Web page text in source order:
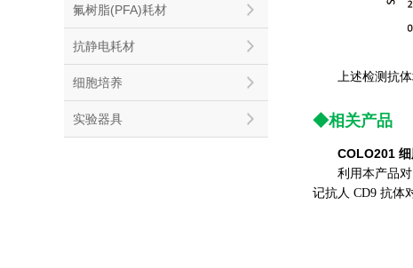
氟树脂(PFA)耗材
抗静电耗材
细胞培养
实验器具
上述检测抗体均
◆相关产品
COLO201
利用本产品对
记抗人 CD9 抗体